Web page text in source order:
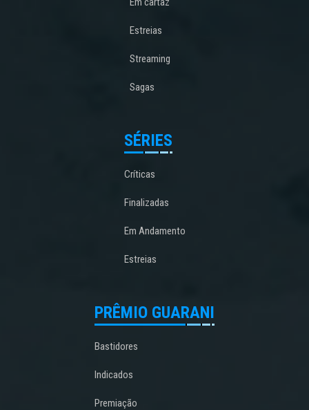
Estreias
Streaming
Sagas
SÉRIES
Críticas
Finalizadas
Em Andamento
Estreias
PRÊMIO GUARANI
Bastidores
Indicados
Premiação